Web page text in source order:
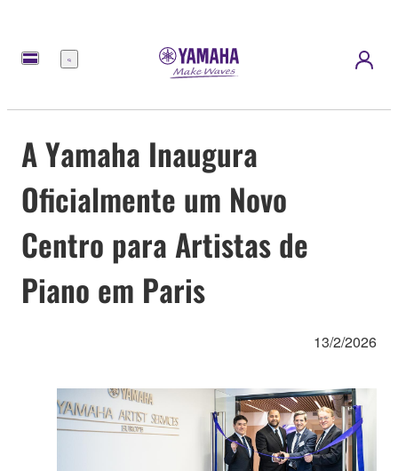
Menu
A Yamaha Inaugura
Oficialmente um Novo
Centro para Artistas de
Piano em Paris
13/2/2026